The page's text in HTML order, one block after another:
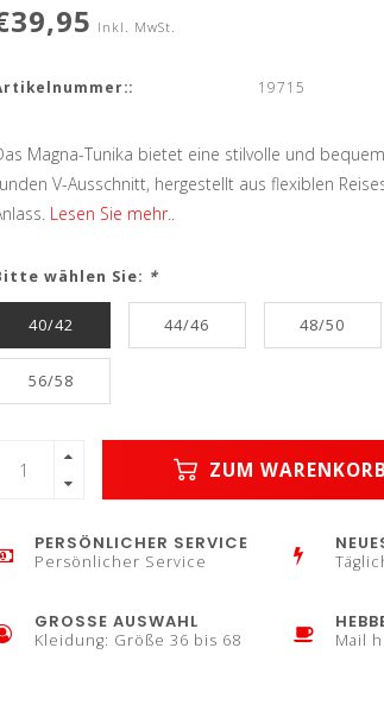
Inkl. MwSt.
19715
Magna-Tunika bietet eine stilvolle und
V-Ausschnitt, hergestellt aus flexiblen
Lesen Sie mehr..
wählen Sie: *
40/42 44/46 48/50
56/58
ZUM
PERSÖNLICHER SERVICE
Persönlicher Service
GROSSE AUSWAHL
Kleidung: Größe 36 bis 68 Mail